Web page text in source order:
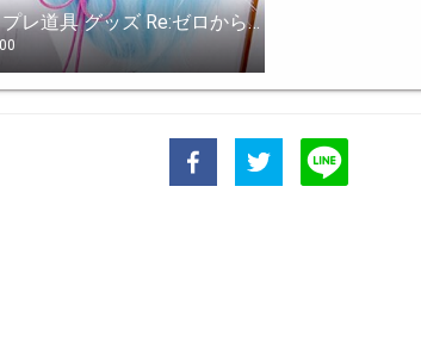
コスプレ道具 グッズ Re:ゼロから始める異世界生活 ラム / レム風 髪飾り カチューシャ ハロウィーン コスチューム イベント 変身 変装 レム、Rem風